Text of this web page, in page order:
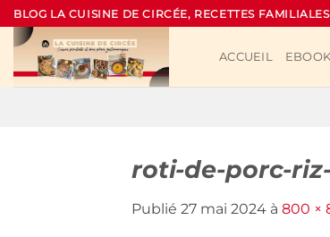
Passer
au
contenu
BLOG LA CUISINE DE CIRCÉE, RECETTES
ACCUEIL
roti-de-porc-
Publié 27 mai 2024 à 800 ×